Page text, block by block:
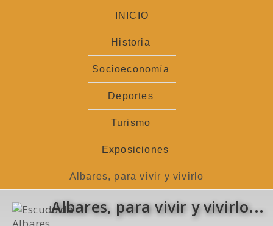
INICIO
Historia
Socioeconomía
Deportes
Turismo
Exposiciones
Albares, para vivir y vivirlo
Albares, para vivir y vivirlo...